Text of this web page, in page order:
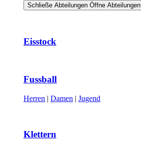
Schließe Abteilungen Öffne Abteilungen
Eisstock
Fussball
Herren | Damen | Jugend
Klettern